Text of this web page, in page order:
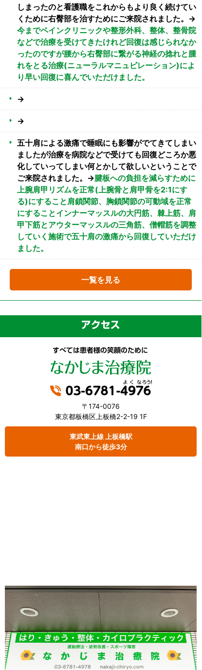
しまったのと看護職をこれからもより良く続けてい
くために右臀部を治すためにご来院されました。→
今までペインクリニックや整形外科、整体、整骨院
などで治療を受けてきたけれど回復は感じられなか
ったのですが腰から右臀部に繋がる神経の捻れと腫
れをとる治療(ニューラルマニュピレーション)によ
り早い回復に喜んでいただけました。
→
→
五十肩による激痛で睡眠にも影響がでてきてしまい
ましたが治療を病院などで受けても回復どころか悪
化していってしまい何とかして欲しいということで
ご来院されました。→腱板への負担を減らすために
上腕肩甲リズムを正常(上腕骨と肩甲骨を2:1にす
る)にすること肩鎖関節、胸鎖関節の可動域を正常
にすることインナーマッスルの大円筋、棘上筋、肩
甲下筋とアウターマッスルの三角筋、僧帽筋を調整
していく施術で五十肩の激痛から回復していただけ
ました。
一覧を見る
〒174-0076
東京都板橋区上板橋2-2-19 1F
東武東上線 上板橋駅
南口から徒歩3分